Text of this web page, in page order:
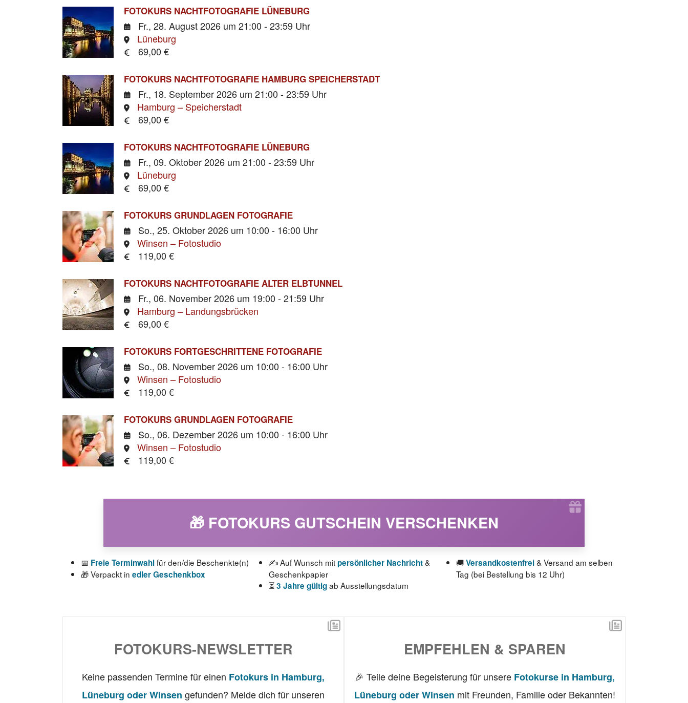
FOTOKURS NACHTFOTOGRAFIE LÜNEBURG
Fr., 28. August 2026 um 21:00 - 23:59 Uhr
Lüneburg
69,00 €
FOTOKURS NACHTFOTOGRAFIE HAMBURG SPEICHERSTADT
Fr., 18. September 2026 um 21:00 - 23:59 Uhr
Hamburg – Speicherstadt
69,00 €
FOTOKURS NACHTFOTOGRAFIE LÜNEBURG
Fr., 09. Oktober 2026 um 21:00 - 23:59 Uhr
Lüneburg
69,00 €
FOTOKURS GRUNDLAGEN FOTOGRAFIE
So., 25. Oktober 2026 um 10:00 - 16:00 Uhr
Winsen – Fotostudio
119,00 €
FOTOKURS NACHTFOTOGRAFIE ALTER ELBTUNNEL
Fr., 06. November 2026 um 19:00 - 21:59 Uhr
Hamburg – Landungsbrücken
69,00 €
FOTOKURS FORTGESCHRITTENE FOTOGRAFIE
So., 08. November 2026 um 10:00 - 16:00 Uhr
Winsen – Fotostudio
119,00 €
FOTOKURS GRUNDLAGEN FOTOGRAFIE
So., 06. Dezember 2026 um 10:00 - 16:00 Uhr
Winsen – Fotostudio
119,00 €
🎁 FOTOKURS GUTSCHEIN VERSCHENKEN
📅 Freie Terminwahlfür den/die Beschenkte(n)
🎁 Verpackt in edler Geschenkbox
✍️ Auf Wunsch mitpersönlicher Nachricht&
Geschenkpapier
⏳3 Jahre gültigab Ausstellungsdatum
🚚Versandkostenfrei& Versand am selben
Tag (bei Bestellung bis 12 Uhr)
FOTOKURS-NEWSLETTER
Keine passenden Termine für einen Fotokurs in Hamburg,
Lüneburg oder Winsen gefunden? Melde dich für unseren
EMPFEHLEN & SPAREN
🎉 Teile deine Begeisterung für unsere Fotokurse in Hamburg,
Lüneburg oder Winsen mit Freunden, Familie oder Bekannten!